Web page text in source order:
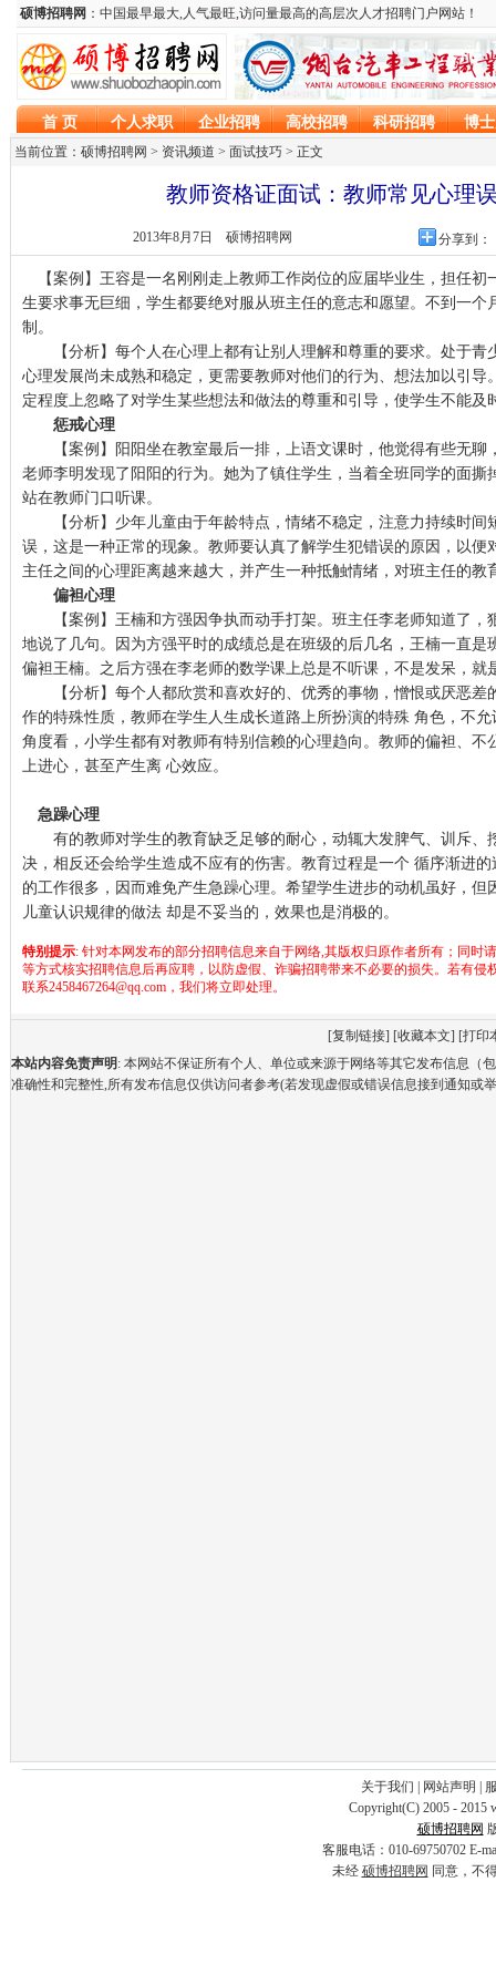
当前位置：硕博招聘网 > 资讯频道 > 面试技巧 > 正文
教师资格证面试：教师常见心理
2013年8月7日 硕博招聘网 分享到：
【案例】王容是一名刚刚走上教师工作岗位的应届毕业生，担任初
生要求事无巨细，学生都要绝对服从班主任的意志和愿望。不到一个
制。
【分析】每个人在心理上都有让别人理解和尊重的要求。处于青
心理发展尚未成熟和稳定，更需要教师对他们的行为、想法加以引导
定程度上忽略了对学生某些想法和做法的尊重和引导，使学生不能及
惩戒心理
【案例】阳阳坐在教室最后一排，上语文课时，他觉得有些无聊
老师李明发现了阳阳的行为。她为了镇住学生，当着全班同学的面撕
站在教师门口听课。
【分析】少年儿童由于年龄特点，情绪不稳定，注意力持续时间
误，这是一种正常的现象。教师要认真了解学生犯错误的原因，以便
主任之间的心理距离越来越大，并产生一种抵触情绪，对班主任的教
偏袒心理
【案例】王楠和方强因争执而动手打架。班主任李老师知道了，
地说了几句。因为方强平时的成绩总是在班级的后几名，王楠一直是
偏袒王楠。之后方强在李老师的数学课上总是不听课，不是发呆，就
【分析】每个人都欣赏和喜欢好的、优秀的事物，憎恨或厌恶差
作的特殊性质，教师在学生人生成长道路上所扮演的特殊 角色，不
角度看，小学生都有对教师有特别信赖的心理趋向。教师的偏袒、不
上进心，甚至产生离 心效应。
急躁心理
有的教师对学生的教育缺乏足够的耐心，动辄大发脾气、训斥、
决，相反还会给学生造成不应有的伤害。教育过程是一个 循序渐进
的工作很多，因而难免产生急躁心理。希望学生进步的动机虽好，但
儿童认识规律的做法 却是不妥当的，效果也是消极的。
特别提示: 针对本网发布的部分招聘信息来自于网络,其版权归原作者所有；同时
等方式核实招聘信息后再应聘，以防虚假、诈骗招聘带来不必要的损失。若有侵
联系2458467264@qq.com，我们将立即处理。
[复制链接] [收藏本文] [打印
本站内容免责声明 : 本网站不保证所有个人、单位或来源于网络等其它发布信息（
准确性和完整性,所有发布信息仅供访问者参考(若发现虚假或错误信息接到通知或
关于我们 网站声明
Copyright(C) 2005 - 2015
硕博招聘网
客服电话：010-69750702 E-
未经 硕博招聘网 同意，不